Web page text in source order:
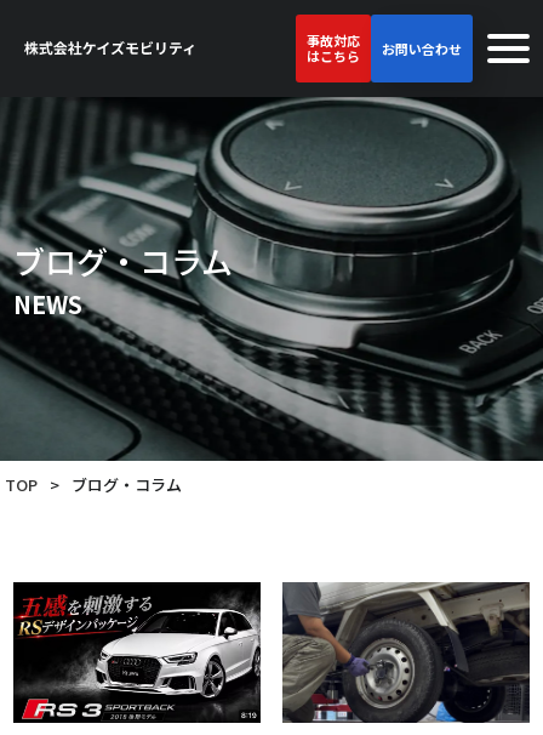
事故対応
はこちら
お問い合わせ
ブログ・コラム
NEWS
TOP > ブログ・コラム